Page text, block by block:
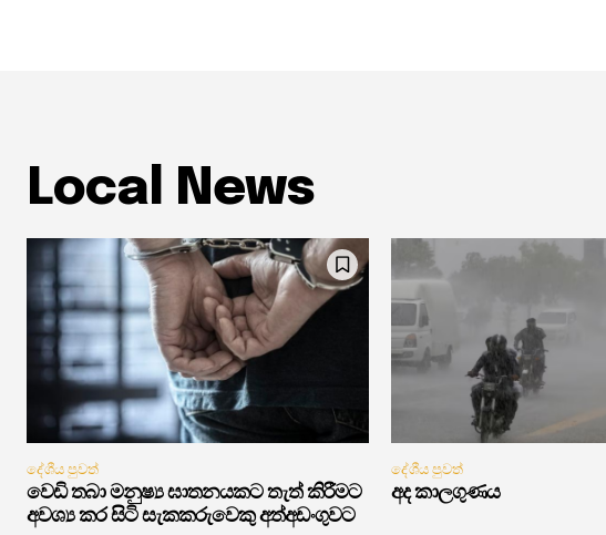
Local News
දේශීය පුවත්
වෙඩි තබා මනුෂ්‍ය ඝාතනයකට තැත් කිරීමට
අවශ්‍ය කර සිටි සැකකරුවෙකු අත්අඩංගුවට
දේශීය පුවත්
අද කාලගුණය